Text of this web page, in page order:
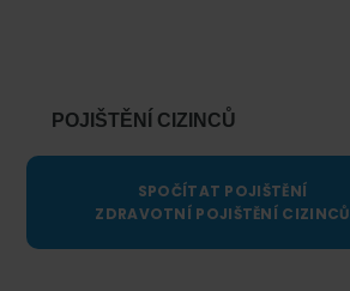
POJIŠTĚNÍ CIZINCŮ
SPOČÍTAT POJIŠTĚNÍ
ZDRAVOTNÍ POJIŠTĚNÍ CIZINCŮ